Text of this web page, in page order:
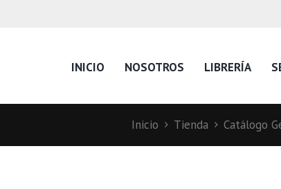
INICIO NOSOTROS LIBRERÍA
Inicio Tienda Catálogo